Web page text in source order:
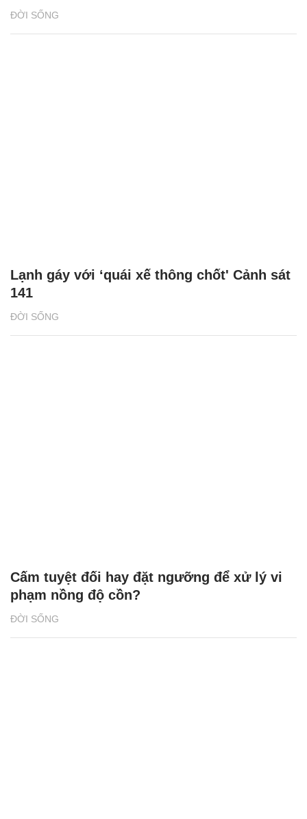
ĐỜI SỐNG
ĐỜI SỐNG
Lạnh gáy với ‘quái xế thông chốt' Cảnh sát
141
ĐỜI SỐNG
Cấm tuyệt đối hay đặt ngưỡng để xử lý vi
phạm nồng độ cồn?